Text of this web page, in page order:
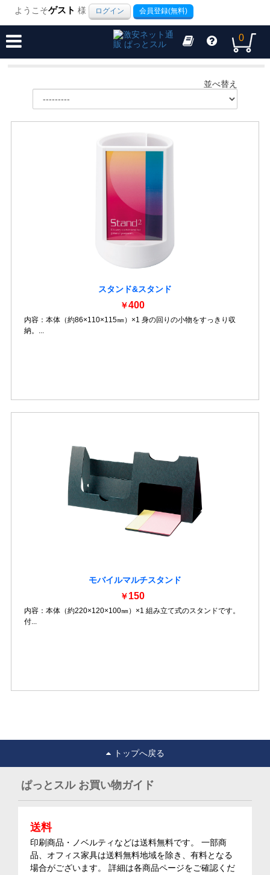
ようこそゲスト 様 ログイン 会員登録(無料)
0
並べ替え
スタンド&スタンド
￥400
内容：本体（約86×110×115㎜）×1 身の回りの小物をすっきり収
納。...
モバイルマルチスタンド
￥ 150
内容：本体（約220×120×100㎜）×1 組み立て式のスタンドです。
付...
トップへ戻る
ぱっとスル お買い物ガイド
送料
印刷商品・ノベルティなどは送料無料です。 一部商
品、オフィス家具は送料無料地域を除き、有料となる
場合がございます。 詳細は各商品ページをご確認くだ